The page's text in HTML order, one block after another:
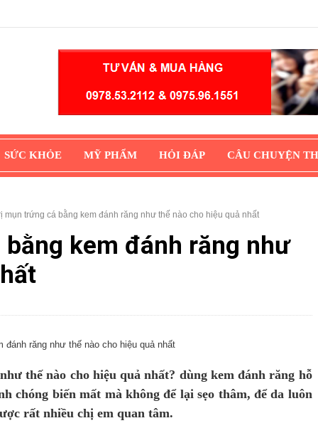
SỨC KHỎE MỸ PHẨM HỎI ĐÁP CÂU CHUYỆN
mụn trứng cá bằng kem đánh răng như thế nào cho hiệu quả nhất
kem đánh răng như
thế nào cho hiệu quả nhất? dùng kem đánh răng hỗ
chóng biến mất mà không để lại sẹo thâm, để da luôn
rất nhiều chị em quan tâm.